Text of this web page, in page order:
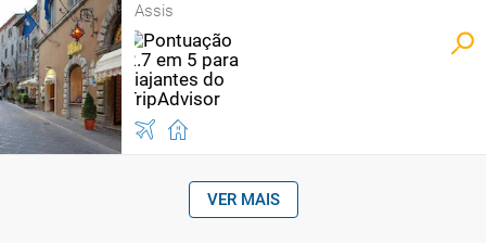
Assis
VER MAIS